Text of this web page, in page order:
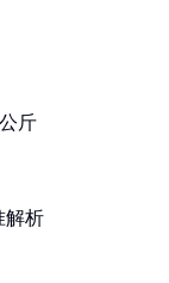
斤
解析